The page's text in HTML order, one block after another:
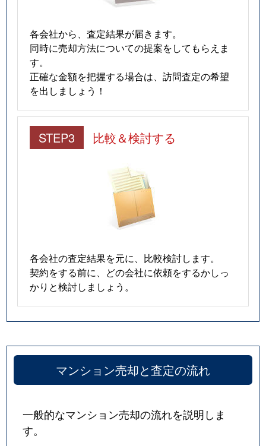
各会社から、査定結果が届きます。
同時に売却方法についての提案をしてもらえま
す。
正確な金額を把握する場合は、訪問査定の希望
を出しましょう！
STEP3 比較＆検討する
各会社の査定結果を元に、比較検討します。
契約をする前に、どの会社に依頼をするかしっ
かりと検討しましょう。
マンション売却と査定の流れ
一般的なマンション売却の流れを説明しま
す。